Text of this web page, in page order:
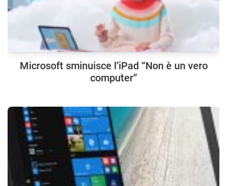
Microsoft sminuisce l’iPad “Non è un vero
computer”